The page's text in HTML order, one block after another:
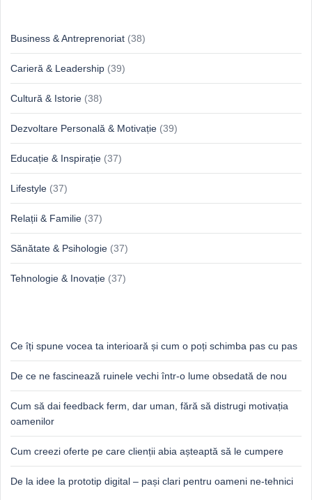
Business & Antreprenoriat (38)
Carieră & Leadership (39)
Cultură & Istorie (38)
Dezvoltare Personală & Motivație (39)
Educație & Inspirație (37)
Lifestyle (37)
Relații & Familie (37)
Sănătate & Psihologie (37)
Tehnologie & Inovație (37)
Ce îți spune vocea ta interioară și cum o poți schimba pas cu pas
De ce ne fascinează ruinele vechi într-o lume obsedată de nou
Cum să dai feedback ferm, dar uman, fără să distrugi motivația
oamenilor
Cum creezi oferte pe care clienții abia așteaptă să le cumpere
De la idee la prototip digital – pași clari pentru oameni ne-tehnici